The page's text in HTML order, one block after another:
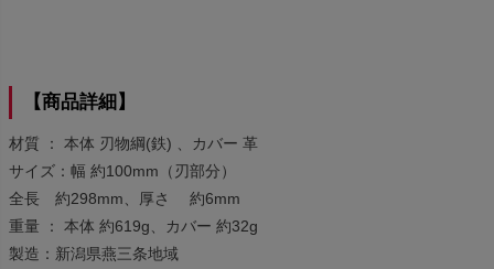
【商品詳細】
材質 ： 本体 刃物綱(鉄) 、カバー 革
サイズ：幅 約100mm（刃部分）
全長 約298mm、厚さ 約6mm
重量 ： 本体 約619g、カバー 約32g
製造：新潟県燕三条地域